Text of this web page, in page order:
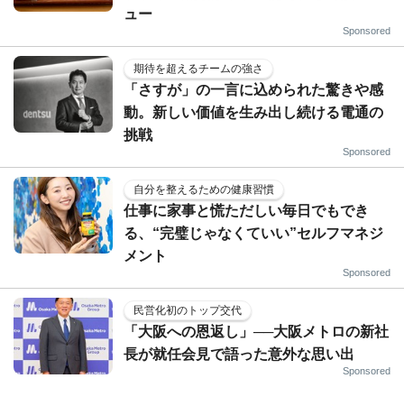
ュー
Sponsored
期待を超えるチームの強さ
「さすが」の一言に込められた驚きや感
動。新しい価値を生み出し続ける電通の
挑戦
Sponsored
自分を整えるための健康習慣
仕事に家事と慌ただしい毎日でもでき
る、“完璧じゃなくていい”セルフマネジ
メント
Sponsored
民営化初のトップ交代
「大阪への恩返し」──大阪メトロの新社
長が就任会見で語った意外な思い出
Sponsored